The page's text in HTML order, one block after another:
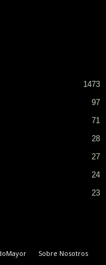
1473
97
71
28
27
24
23
Sobre Nosotros